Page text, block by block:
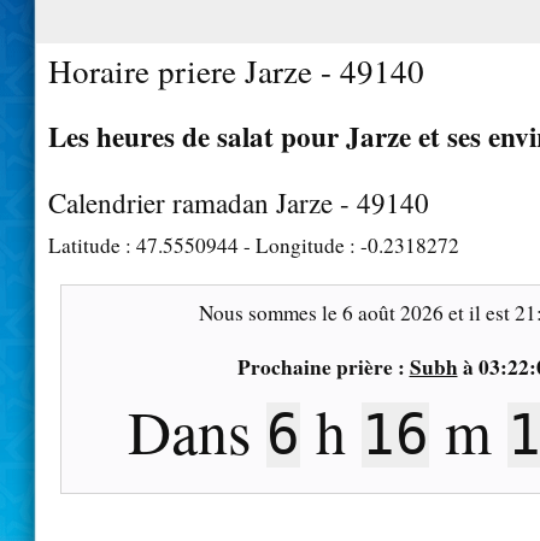
Horaire priere Jarze - 49140
Les heures de salat pour Jarze et ses
Calendrier ramadan Jarze - 49140
Latitude : 47.5550944- Longitude : -0.2318272
Nous sommes le6 août 2026 et il est
Prochaine prière : Subhà
Dans 6 h 16 m